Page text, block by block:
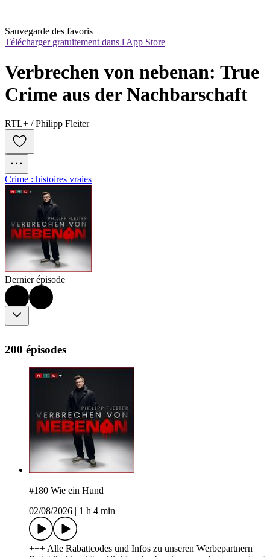
Sauvegarde des favoris
Télécharger gratuitement dans l'App Store
Verbrechen von nebenan: True
Crime aus der Nachbarschaft
RTL+ / Philipp Fleiter
Crime : histoires vraies
Dernier épisode
200 épisodes
#180 Wie ein Hund
02/08/2026
1 h 4 min
+++ Alle Rabattcodes und Infos zu unseren Werbepartnern